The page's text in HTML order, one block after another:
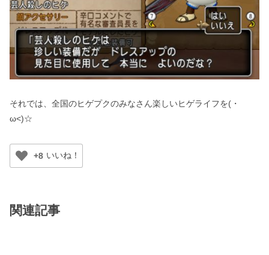
それでは、全国のヒゲプクのみなさん楽しいヒゲライフを(・
ω<)☆
+8
関連記事